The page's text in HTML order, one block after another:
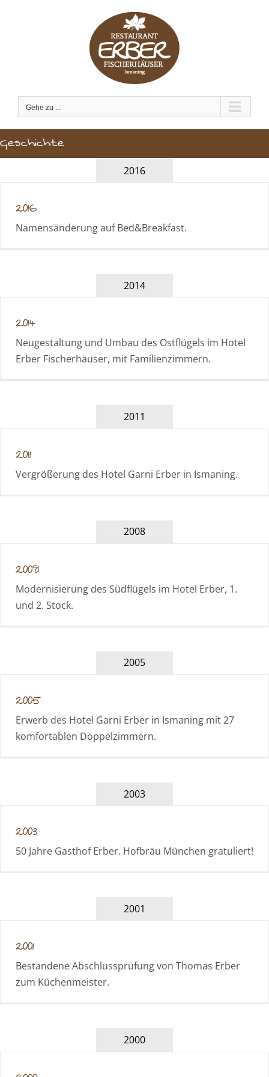
Gehe zu ...
Geschichte
2016
2016
Namensänderung auf Bed&Breakfast.
2014
2014
Neugestaltung und Umbau des Ostflügels im Hotel
Erber Fischerhäuser, mit Familienzimmern.
2011
2011
Vergrößerung des Hotel Garni Erber in Ismaning.
2008
2008
Modernisierung des Südflügels im Hotel Erber, 1.
und 2. Stock.
2005
2005
Erwerb des Hotel Garni Erber in Ismaning mit 27
komfortablen Doppelzimmern.
2003
2003
50 Jahre Gasthof Erber. Hofbräu München gratuliert!
2001
2001
Bestandene Abschlussprüfung von Thomas Erber
zum Küchenmeister.
2000